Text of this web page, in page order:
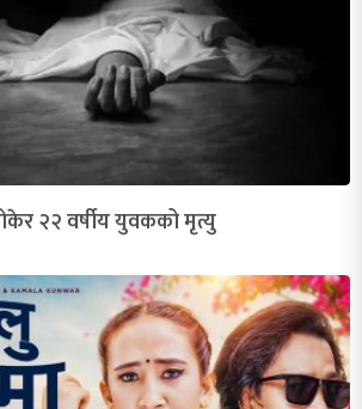
२२ वर्षीय युवकको मृत्यु